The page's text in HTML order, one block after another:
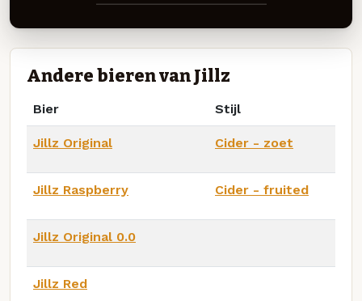
Andere bieren van Jillz
Bier Stijl
Jillz Original Cider - zoet
Jillz Raspberry Cider - fruited
Jillz Original 0.0
Jillz Red